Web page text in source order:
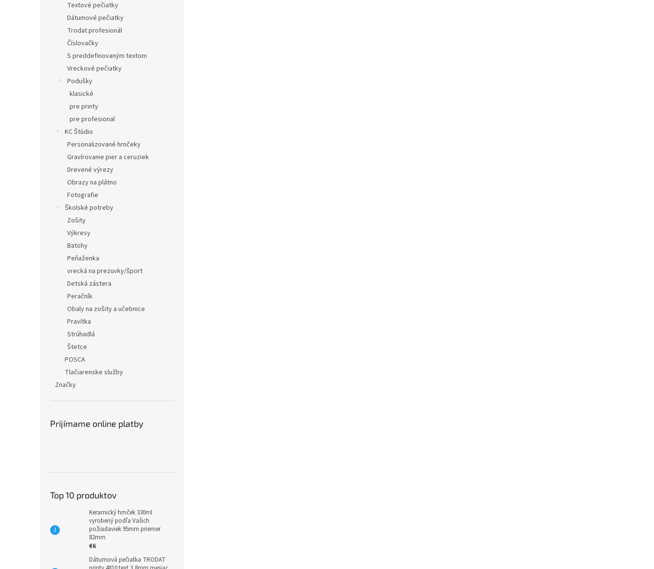
Textové pečiatky
Dátumové pečiatky
Trodat profesionál
Číslovačky
S preddefinovaným textom
Vreckové pečiatky
Podušky
klasické
pre printy
pre profesional
KC Štúdio
Personalizované hrnčeky
Gravírovanie pier a ceruziek
Drevené výrezy
Obrazy na plátno
Fotografie
Školské potreby
Zošity
Výkresy
Batohy
Peňaženka
vrecká na prezuvky/šport
Detská zástera
Peračník
Obaly na zošity a učebnice
Pravítka
Strúhadlá
Štetce
POSCA
Tlačiarenske služby
Značky
Prijímame online platby
Top 10 produktov
Keramický hrnček 330ml
vyrobený podľa Vašich
požiadaviek 95mm priemer
82mm
€6
Dátumová pečiatka TRODAT